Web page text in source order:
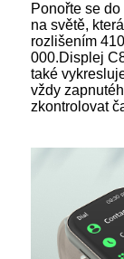
Ponořte se
na světě,
rozlišením
000.Displej
také
vždy
zkontrolovat